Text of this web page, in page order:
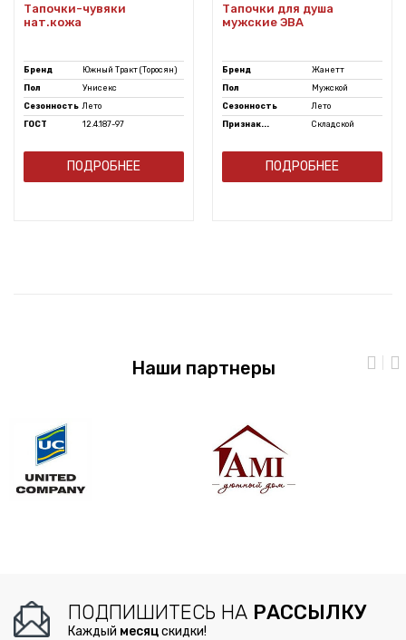
Тапочки-чувяки
нат.кожа
Бренд
Южный Тракт (Торосян)
Пол
Унисекс
Сезонность Лето
ГОСТ
12.4.187-97
ПОДРОБНЕЕ
Тапочки для душа
мужские ЭВА
Бренд
Жанетт
Пол
Мужской
Сезонность
Лето
Признак...
Складской
ПОДРОБНЕЕ
Наши партнеры
ПОДПИШИТЕСЬ НА РАССЫЛКУ
Каждый месяцскидки!